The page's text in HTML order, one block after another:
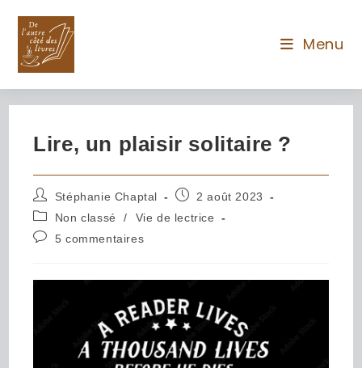
Menu
Lire, un plaisir solitaire ?
Stéphanie Chaptal
2 août 2023
Non classé
/
Vie de lectrice
5 commentaires